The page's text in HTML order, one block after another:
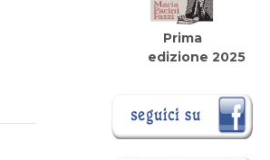
Prima
edizione 2025